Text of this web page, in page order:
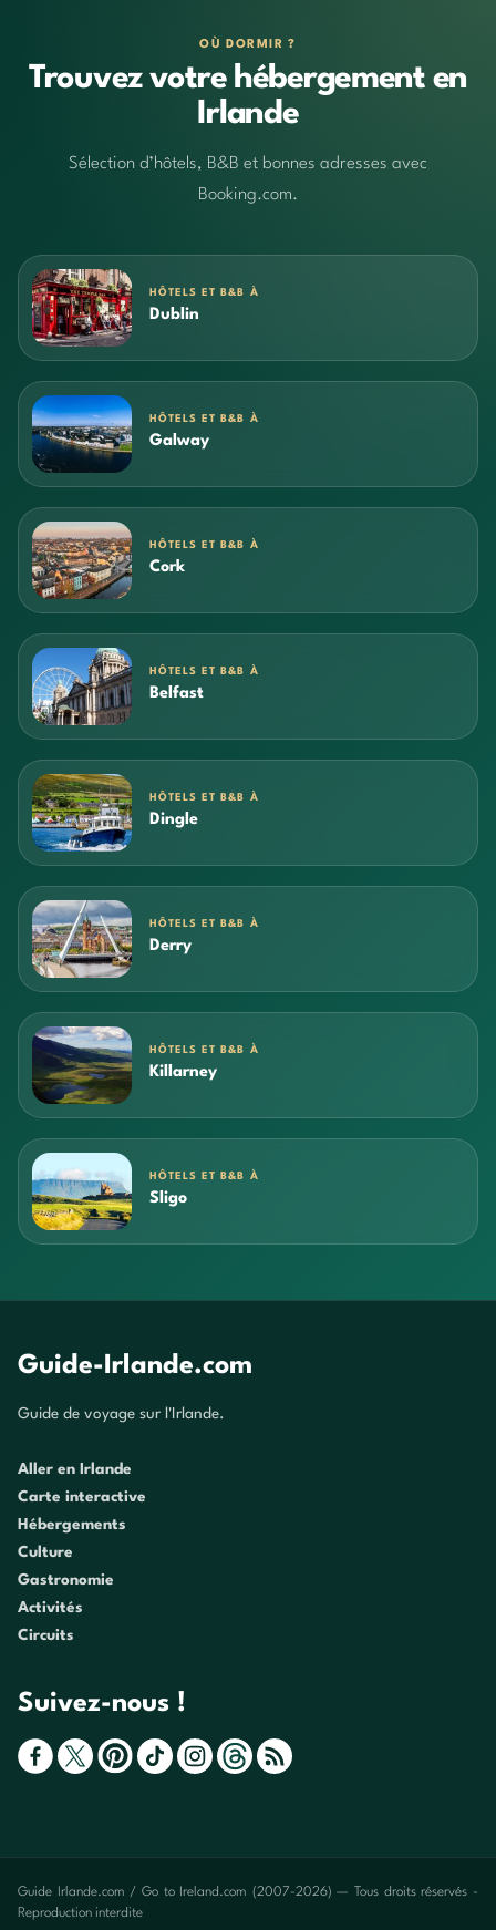
OÙ DORMIR ?
Trouvez votre hébergement en
Irlande
Sélection d’hôtels, B&B et bonnes adresses avec
Booking.com.
HÔTELS ET B&B À
Dublin
HÔTELS ET B&B À
Galway
HÔTELS ET B&B À
Cork
HÔTELS ET B&B À
Belfast
HÔTELS ET B&B À
Dingle
HÔTELS ET B&B À
Derry
HÔTELS ET B&B À
Killarney
HÔTELS ET B&B À
Sligo
Guide-Irlande.com
Guide de voyage sur l'Irlande.
Aller en Irlande
Carte interactive
Hébergements
Culture
Gastronomie
Activités
Circuits
Suivez-nous !
Guide Irlande.com / Go to Ireland.com (2007-2026) — Tous droits réservés -
Reproduction interdite